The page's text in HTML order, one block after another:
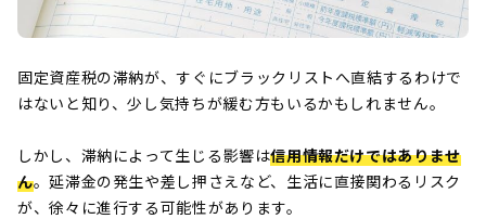
固定資産税の滞納が、すぐにブラックリストへ直結するわけで
はないと知り、少し気持ちが緩む方もいるかもしれません。
しかし、滞納によって生じる影響は信用情報だけではありませ
ん。延滞金の発生や差し押さえなど、生活に直接関わるリスク
が、徐々に進行する可能性があります。